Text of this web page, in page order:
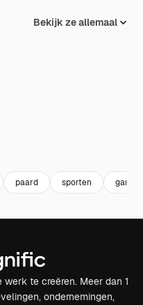
Bekijk ze allemaal
paard sporten
te creëren. Meer dan 1
ondernemingen,